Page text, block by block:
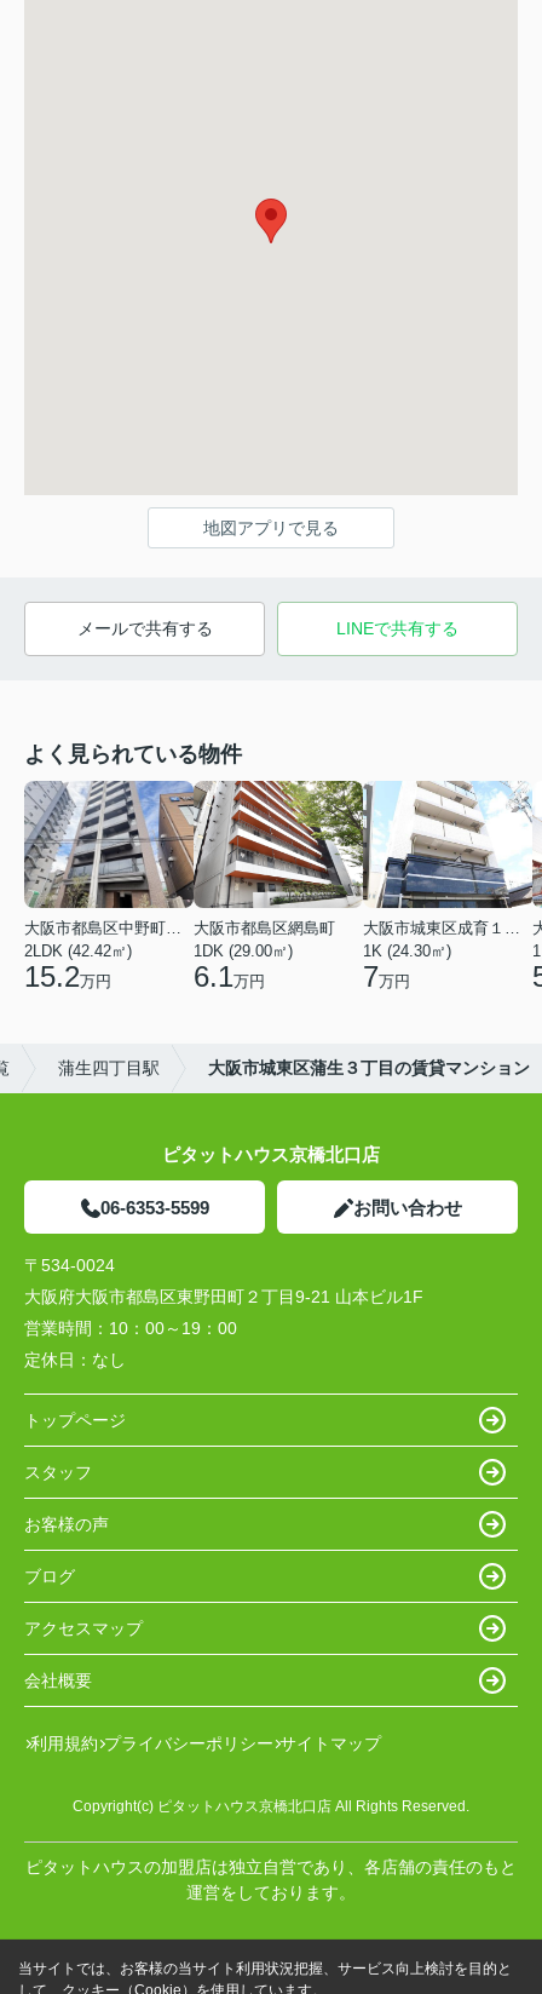
地図アプリで見る
メールで共有する LINEで共有する
よく見られている物件
大阪市都島区中野町２丁目
2LDK (42.42㎡)
15.2万円
大阪市都島区網島町
1DK (29.00㎡)
6.1万円
大阪市城東区成育１丁目
1K (24.30㎡)
7万円
蒲生四丁目駅 大阪市城東区蒲生３丁目の賃貸マンション
ピタットハウス京橋北口店
06-6353-5599 お問い合わせ
〒534-0024
大阪府大阪市都島区東野田町２丁目9-21 山本ビル1F
営業時間： 10：00～19：00
定休日： なし
トップページ
スタッフ
お客様の声
ブログ
アクセスマップ
会社概要
利用規約 プライバシーポリシー サイトマップ
Copyright(c) ピタットハウス京橋北口店 All Rights Reserved.
ピタットハウスの加盟店は独立自営であり、各店舗の責任のもと
運営をしております。
当サイトでは、お客様の当サイト利用状況把握、サービス向上検討を目的と
して、クッキー（Cookie）を使用しています。